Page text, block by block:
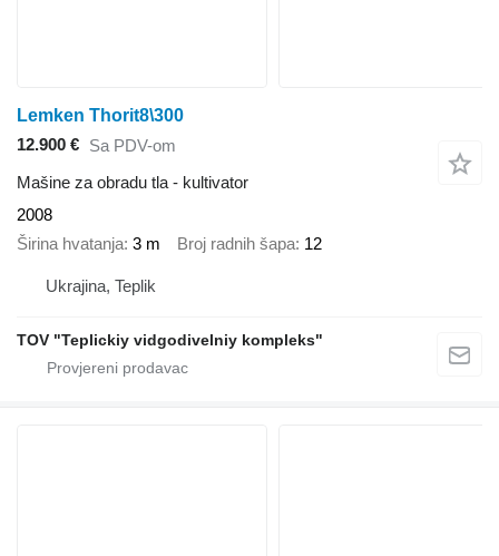
Lemken Thorit8\300
12.900 € Sa PDV-om
Mašine za obradu tla - kultivator
2008
Širina hvatanja 3 m Broj radnih šapa 12
Ukrajina, Teplik
TOV "Teplickiy vidgodivelniy kompleks"